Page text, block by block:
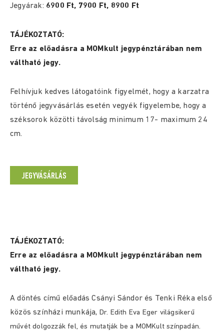
Jegyárak: 6900 Ft, 7900 Ft, 8900 Ft
TÁJÉKOZTATÓ:
Erre az előadásra a MOMkult jegypénztárában nem
váltható jegy.
Felhívjuk kedves látogatóink figyelmét, hogy a karzatra
történő jegyvásárlás esetén vegyék figyelembe, hogy a
széksorok közötti távolság minimum 17- maximum 24
cm.
JEGYVÁSÁRLÁS
TÁJÉKOZTATÓ:
Erre az előadásra a MOMkult jegypénztárában nem
váltható jegy.
A döntés című előadás Csányi Sándor és Tenki Réka első
közös színházi munkája, Dr. Edith Eva Eger világsikerű
művét dolgozzák fel, és mutatják be a MOMKult színpadán.